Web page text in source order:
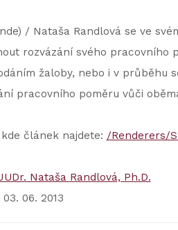
/ Nataša Randlová se ve
rozvázání svého pracovního
žaloby, nebo i v průběhu
pracovního poměru vůči
kde článek najdete: /Renderers/
Nataša Randlová, Ph.D.
06. 2013